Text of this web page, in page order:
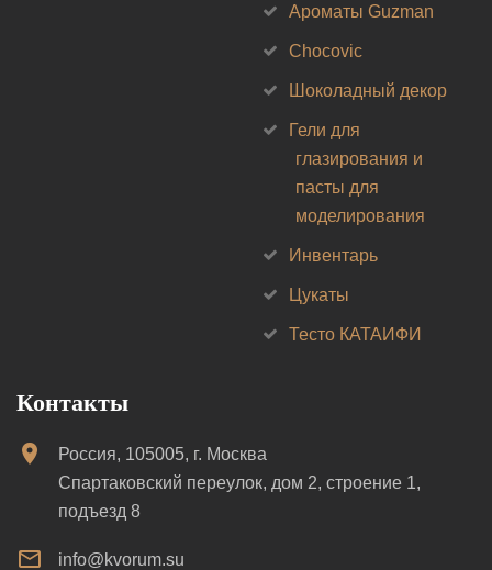
Ароматы Guzman
Chocovic
Шоколадный декор
Гели для
глазирования и
пасты для
моделирования
Инвентарь
Цукаты
Тесто КАТАИФИ
Контакты
Россия, 105005, г. Москва
Спартаковский переулок, дом 2, строение 1,
подъезд 8
info@kvorum.su